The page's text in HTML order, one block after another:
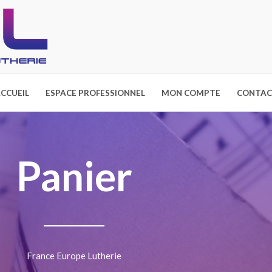
ESPACE PROFESSIONNEL MON COMPTE
Panier
France Europe Lutherie